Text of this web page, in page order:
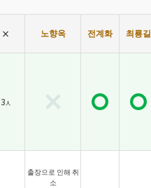
× 노향옥 전계화 최룡길
3人
출장으로 인해 취
소